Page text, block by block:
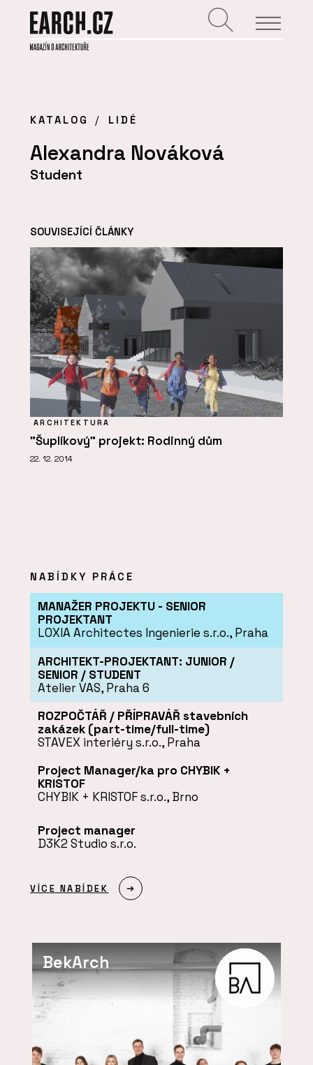
KATALOG LIDÉ
Alexandra Nováková
Student
SOUVISEJÍCÍ ČLÁNKY
ARCHITEKTURA
"Šuplíkový" projekt: Rodinný dům
22. 12. 2014
NABÍDKY PRÁCE
MANAŽER PROJEKTU - SENIOR
PROJEKTANT
LOXIA Architectes Ingenierie s.r.o., Praha
ARCHITEKT-PROJEKTANT: JUNIOR /
SENIOR / STUDENT
Atelier VAS, Praha 6
ROZPOČTÁŘ / PŘÍPRAVÁŘ stavebních
zakázek (part-time/full-time)
STAVEX interiéry s.r.o., Praha
Project Manager/ka pro CHYBIK +
KRISTOF
CHYBIK + KRISTOF s.r.o., Brno
Project manager
D3K2 Studio s.r.o.
VÍCE NABÍDEK
BekArch